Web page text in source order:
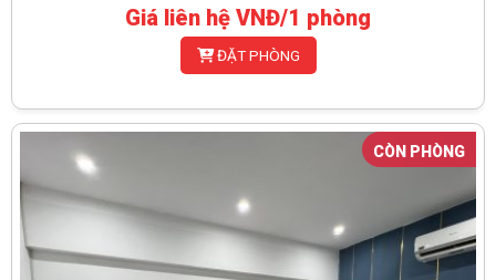
Giá liên hệ VNĐ/1 phòng
ĐẶT PHÒNG
CÒN PHÒNG